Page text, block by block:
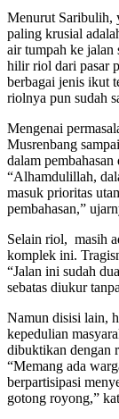
Menurut Saribulih,
paling krusial
air tumpah ke
hilir riol dari pasar
berbagai jenis ikut
riolnya pun sudah
Mengenai
Musrenbang
dalam
“Alhamdulillah,
masuk prioritas
pembahasan,”
Selain riol, masih
komplek ini.
“Jalan ini sudah
sebatas diukur
Namun disisi lain,
kepedulian
dibuktikan dengan
“Memang ada
berpartisipasi
gotong royong,”